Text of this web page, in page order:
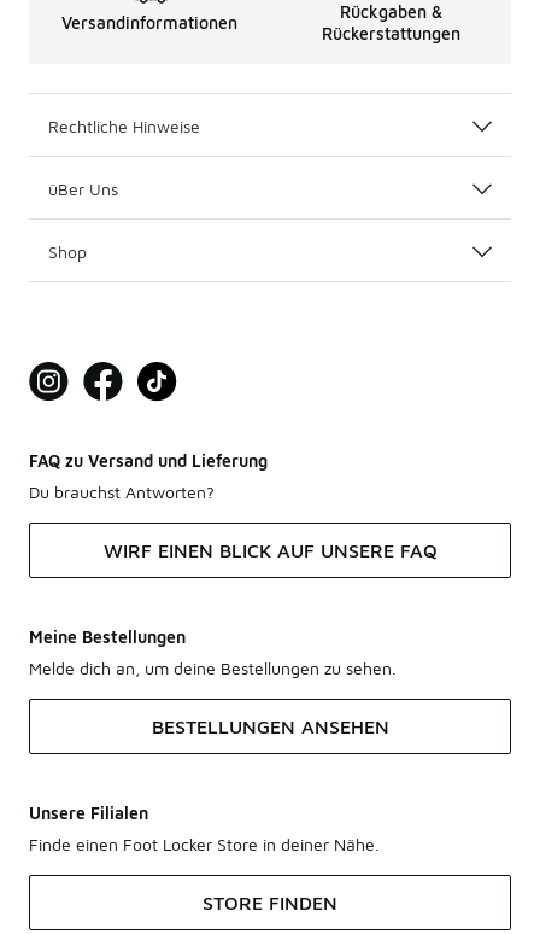
Versandinformationen
Rückgaben &
Rückerstattungen
Rechtliche Hinweise
üBer Uns
Shop
FAQ zu Versand und Lieferung
Du brauchst Antworten?
WIRF EINEN BLICK AUF UNSERE FAQ
Meine Bestellungen
Melde dich an, um deine Bestellungen zu sehen.
BESTELLUNGEN ANSEHEN
Unsere Filialen
Finde einen Foot Locker Store in deiner Nähe.
STORE FINDEN